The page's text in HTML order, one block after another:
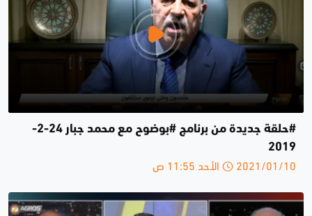
#حلقة جديدة من برنامج #بوضوح مع محمد جبار 24-2-
2019
2021/01/10 الأحد 11:55 ص